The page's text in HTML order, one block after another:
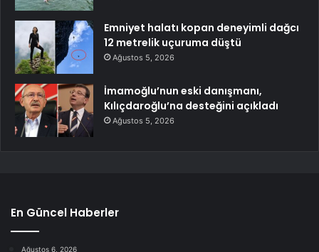
Emniyet halatı kopan deneyimli dağcı
12 metrelik uçuruma düştü
Ağustos 5, 2026
İmamoğlu’nun eski danışmanı,
Kılıçdaroğlu’na desteğini açıkladı
Ağustos 5, 2026
En Güncel Haberler
Ağustos 6, 2026